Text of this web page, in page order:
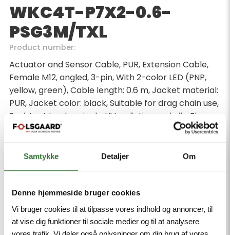
Samtykke Detaljer Om
Denne hjemmeside bruger cookies
Vi bruger cookies til at tilpasse vores indhold og annoncer, til
at vise dig funktioner til sociale medier og til at analysere
WKC4T-P7X2-0.6-
PSG3M/TXL
Product number:
Actuator and Sensor Cable, PUR, Extension Cable,
Female M12, angled, 3-pin, With 2-color LED (PNP,
yellow, green), Cable length: 0.6 m, Jacket material:
PUR, Jacket color: black, Suitable for drag chain use,
Resistant to chemicals, UV radiation and oils, Flame-
retardant (FT2 in accordance with UL 1581, IEC
60332-2-2), Free from halogen, silicone, PVC and
LABS, Particularly resistant to abrasion, Approval:
cULus, RoHS-compliant, Protection class: IP67, IP69K,